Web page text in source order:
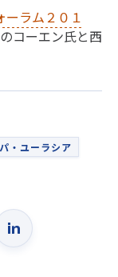
ーラム２０１
コーエン氏と西
・ユーラシア